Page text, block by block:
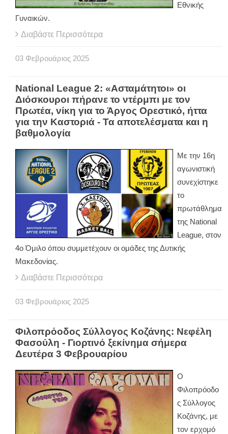
Εθνικής
Γυναικών.
Διαβάστε Περισσότερα
03 Φεβρουάριος 2025
National League 2: «Ασταμάτητοι» οι
Διόσκουροι πήρανε το ντέρμπι με τον
Πρωτέα, νίκη για το Άργος Ορεστικό, ήττα
για την Καστοριά - Τα αποτελέσματα και η
βαθμολογία
Με την 16η
αγωνιστική
συνεχίστηκε
το
πρωτάθλημα
της National
League, στον
4ο Όμιλο όπου συμμετέχουν οι ομάδες της Δυτικής
Μακεδονίας.
Διαβάστε Περισσότερα
03 Φεβρουάριος 2025
Φιλοπρόοδος Σύλλογος Κοζάνης: Νεφέλη
Φασούλη - Γιορτινό ξεκίνημα σήμερα
Δευτέρα 3 Φεβρουαρίου
Ο
Φιλοπρόοδο
ς Σύλλογος
Κοζάνης, με
τον ερχομό